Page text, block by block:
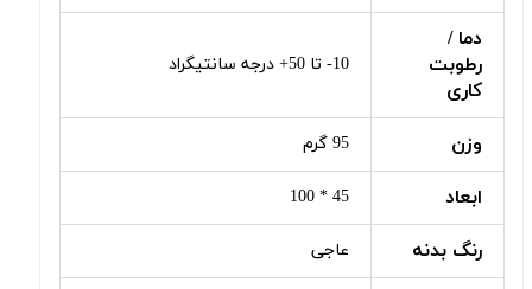
دما /
رطوبت
کاری
10- تا 50+ درجه سانتیگراد
وزن 95 گرم
ابعاد 45 * 100
رنگ بدنه عاجی